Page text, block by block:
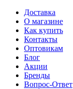
Доставка
О магазине
Как купить
Контакты
Оптовикам
Блог
Акции
Бренды
Вопрос-Ответ